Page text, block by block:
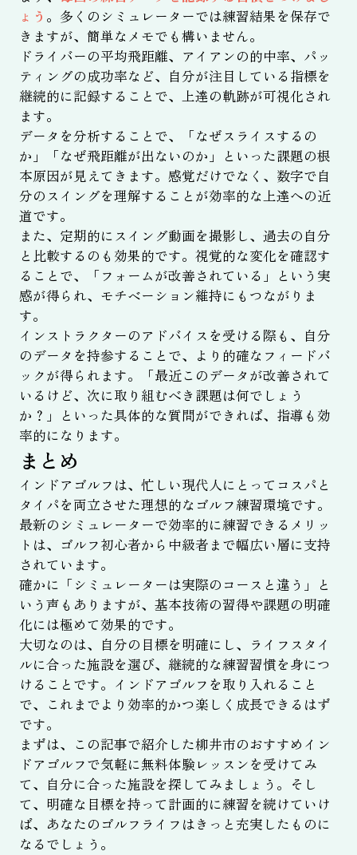
ょう 。多くのシミュレーターでは練習結果を保存で
きますが、簡単なメモでも構いません。
ドライバーの平均飛距離、アイアンの的中率、パッ
ティングの成功率など、自分が注目している指標を
継続的に記録することで、上達の軌跡が可視化され
ます。
データを分析することで、「なぜスライスするの
か」「なぜ飛距離が出ないのか」といった課題の根
本原因が見えてきます。感覚だけでなく、数字で自
分のスイングを理解することが効率的な上達への近
道です。
また、定期的にスイング動画を撮影し、過去の自分
と比較するのも効果的です。視覚的な変化を確認す
ることで、「フォームが改善されている」という実
感が得られ、モチベーション維持にもつながりま
す。
インストラクターのアドバイスを受ける際も、自分
のデータを持参することで、より的確なフィードバ
ックが得られます。「最近このデータが改善されて
いるけど、次に取り組むべき課題は何でしょう
か？」といった具体的な質問ができれば、指導も効
率的になります。
まとめ
インドアゴルフは、忙しい現代人にとってコスパと
タイパを両立させた理想的なゴルフ練習環境です。
最新のシミュレーターで効率的に練習できるメリッ
トは、ゴルフ初心者から中級者まで幅広い層に支持
されています。
確かに「シミュレーターは実際のコースと違う」と
いう声もありますが、基本技術の習得や課題の明確
化には極めて効果的です。
大切なのは、自分の目標を明確にし、ライフスタイ
ルに合った施設を選び、継続的な練習習慣を身につ
けることです。インドアゴルフを取り入れること
で、これまでより効率的かつ楽しく成長できるはず
です。
まずは、この記事で紹介した柳井市のおすすめイン
ドアゴルフで気軽に無料体験レッスンを受けてみ
て、自分に合った施設を探してみましょう。そし
て、明確な目標を持って計画的に練習を続けていけ
ば、あなたのゴルフライフはきっと充実したものに
なるでしょう。